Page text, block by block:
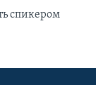
спикером